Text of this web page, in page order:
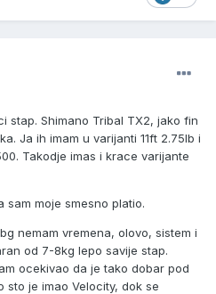
stap. Shimano Tribal TX2, jako fin
Ja ih imam u varijanti 11ft 2.75lb i
Takodje imas i krace varijante
sam moje smesno platio.
nemam vremena, olovo, sistem i
od 7-8kg lepo savije stap.
ocekivao da je tako dobar pod
sto je imao Velocity, dok se